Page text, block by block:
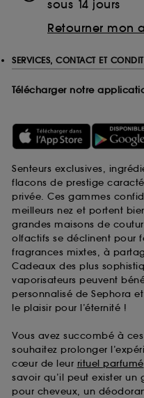
sous 14 jours
Retourner mon
SERVICES, CONTACT ET
Télécharger notre
Senteurs exclusives,
flacons de prestige
privée. Ces gammes
meilleurs nez et portent
grandes maisons de
olfactifs se déclinent pour
fragrances mixtes, à
Cadeaux des plus
vaporisateurs peuvent
personnalisé de Sephora
le plaisir pour l’éternité !
Vous avez succombé à
souhaitez prolonger
cœur de leur rituel parfumé
savoir qu’il peut exister
pour cheveux, un